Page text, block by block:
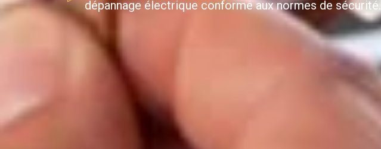
dépannage électrique conforme aux normes de sécurité.